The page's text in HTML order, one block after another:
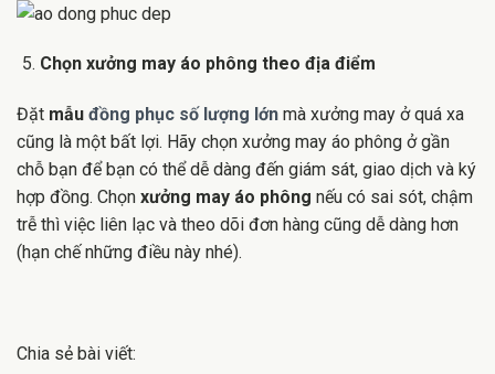
Chọn xưởng may áo phông theo địa điểm
Đặt mẫu đồng phục số lượng lớn mà xưởng may ở quá xa
cũng là một bất lợi. Hãy chọn xưởng may áo phông ở gần
chỗ bạn để bạn có thể dễ dàng đến giám sát, giao dịch và ký
hợp đồng. Chọn xưởng may áo phông nếu có sai sót, chậm
trễ thì việc liên lạc và theo dõi đơn hàng cũng dễ dàng hơn
(hạn chế những điều này nhé).
Chia sẻ bài viết: